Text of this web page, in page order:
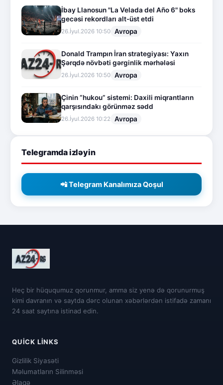
İbay Llanosun "La Velada del Año 6" boks
gecəsi rekordları alt-üst etdi
26.İyul.2026 10:50 Avropa
Donald Trampın İran strategiyası: Yaxın
Şərqdə növbəti gərginlik mərhələsi
26.İyul.2026 10:50 Avropa
Çinin “hukou” sistemi: Daxili miqrantların
qarşısındakı görünməz sədd
26.İyul.2026 10:22 Avropa
Telegramda izləyin
📲 Telegram Kanalımıza Qoşul
Heç bir hüququmuz qorunmur, amma siz yenə də qorunurmuş
kimi davranın və saytda dərc olunan xəbərlərdən istifadə zamanı
24 saat saytına istinad edin.
QUICK LINKS
Gizlilik Siyasəti
Məlumatların Silinməsi
Əlaqə